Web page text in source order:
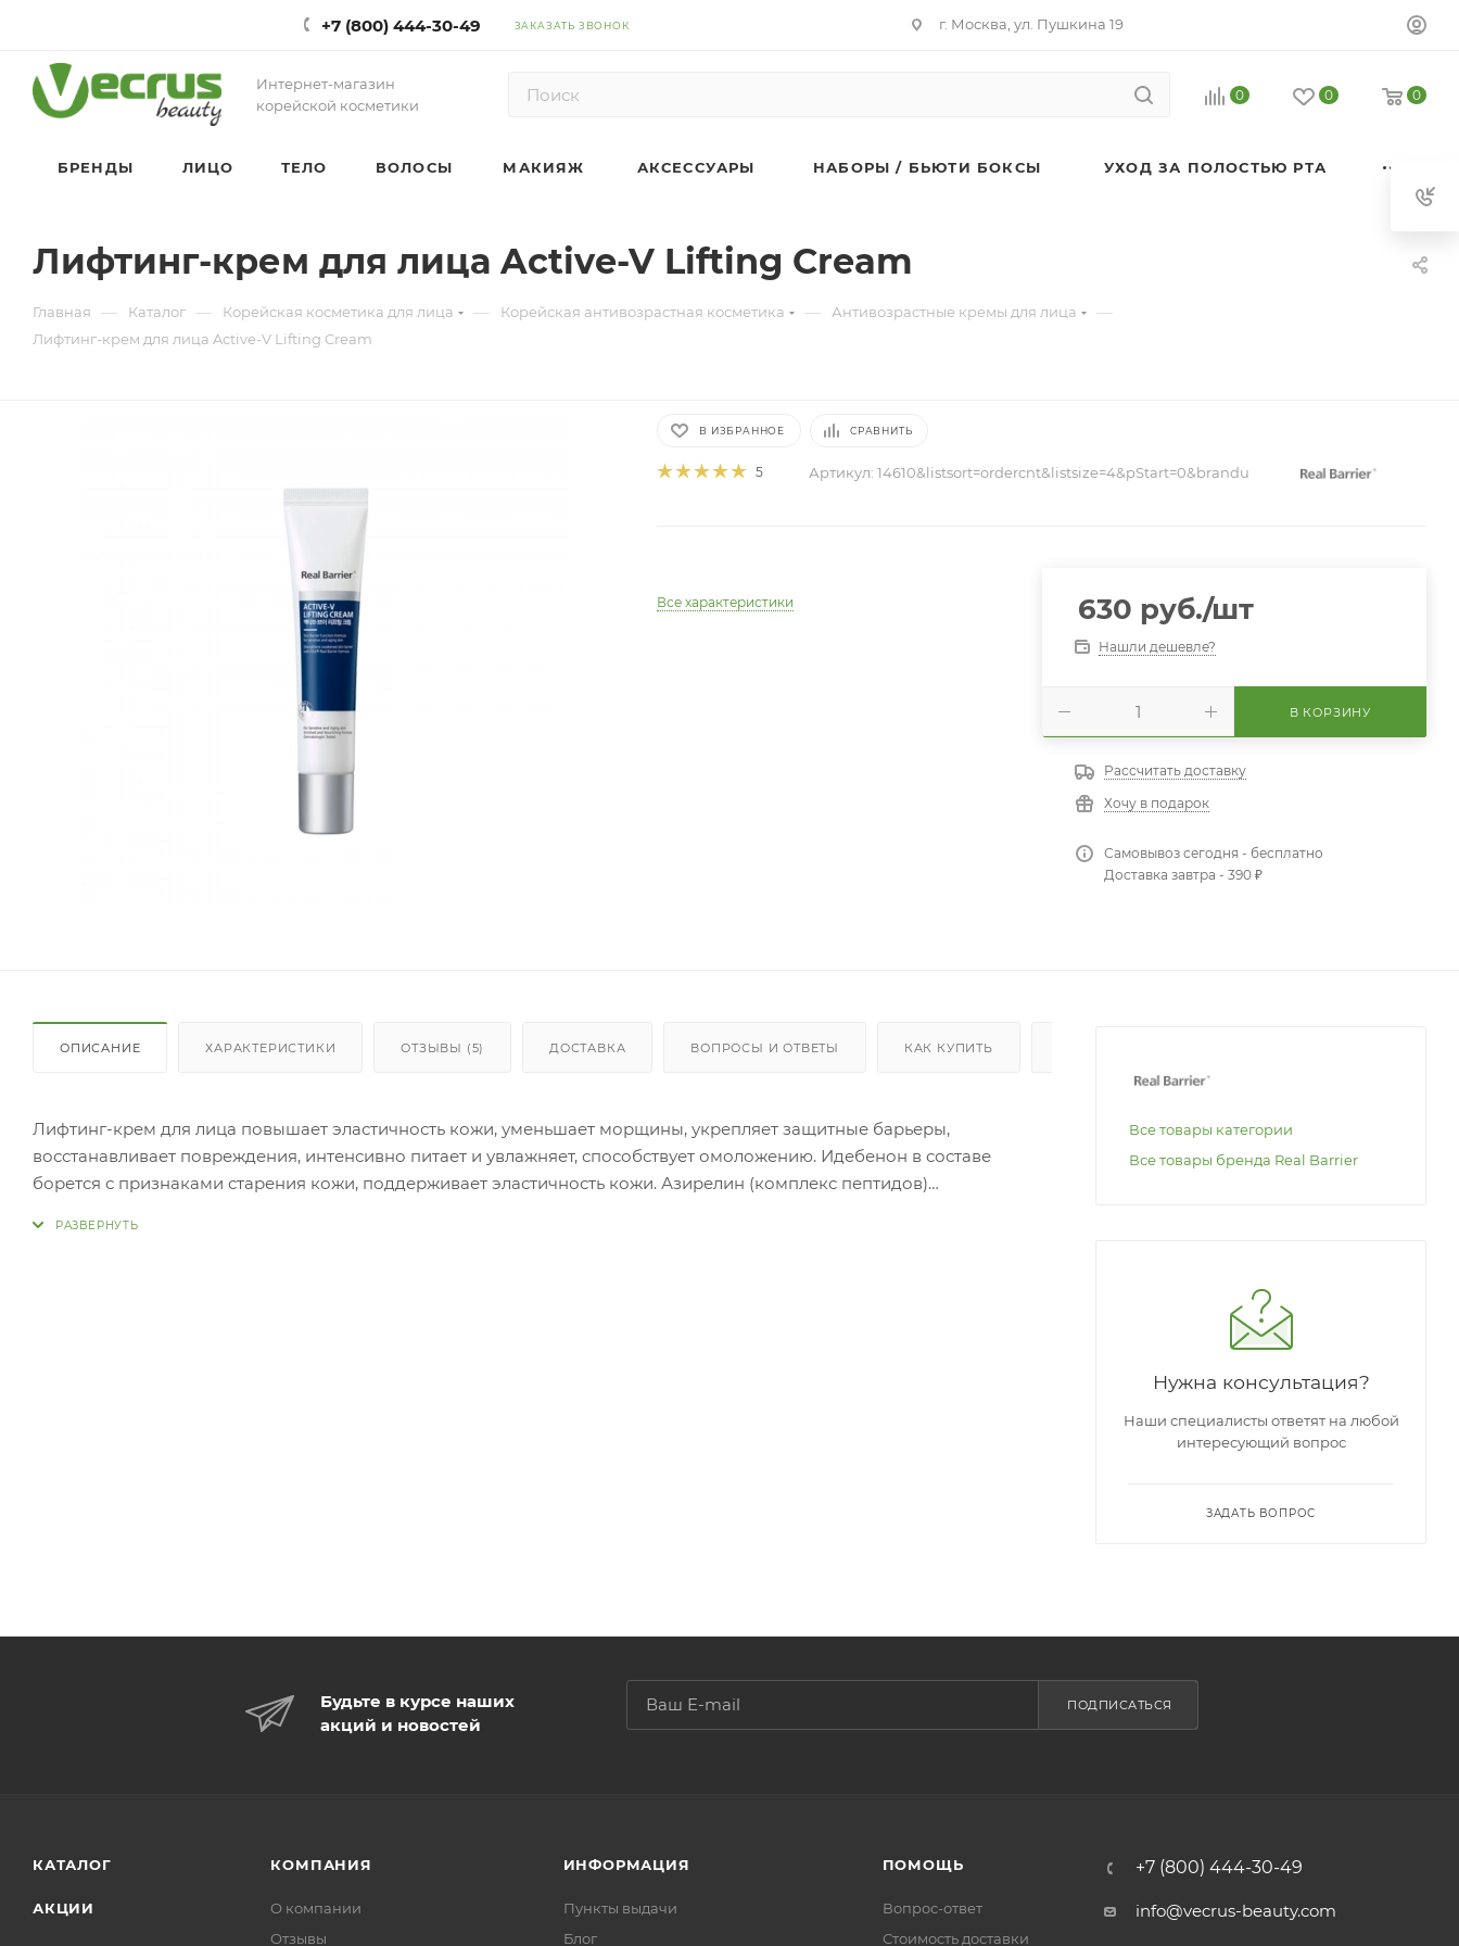
+7 (800) 444-30-49 ЗАКАЗАТЬ ЗВОНОК г. Москва, ул. Пушкина 19
Интернет-магазин
корейской косметики
0 0 0
БРЕНДЫ ЛИЦО ТЕЛО ВОЛОСЫ МАКИЯЖ АКСЕССУАРЫ НАБОРЫ / БЬЮТИ БОКСЫ УХОД ЗА ПОЛОСТЬЮ РТА
Лифтинг-крем для лица Active-V Lifting Cream
Главная — Каталог — Корейская косметика для лица — Корейская антивозрастная косметика — Антивозрастные кремы для лица —
Лифтинг-крем для лица Active-V Lifting Cream
В ИЗБРАННОЕ СРАВНИТЬ
5 Артикул: 14610&listsort=ordercnt&listsize=4&pStart=0&brandu
Все характеристики 630 руб./шт
Нашли дешевле?
В КОРЗИНУ
Рассчитать доставку
Хочу в подарок
Самовывоз сегодня - бесплатно
Доставка завтра - 390 ₽
ОПИСАНИЕ ХАРАКТЕРИСТИКИ ОТЗЫВЫ (5) ДОСТАВКА ВОПРОСЫ И ОТВЕТЫ КАК КУПИТЬ
Лифтинг-крем для лица повышает эластичность кожи, уменьшает морщины, укрепляет защитные барьеры,
восстанавливает повреждения, интенсивно питает и увлажняет, способствует омоложению. Идебенон в составе
борется с признаками старения кожи, поддерживает эластичность кожи. Азирелин (комплекс пептидов)
Все товары категории
Все товары бренда Real Barrier
Нужна консультация?
Наши специалисты ответят на любой
интересующий вопрос
ЗАДАТЬ ВОПРОС
Будьте в курсе наших
акций и новостей
ПОДПИСАТЬСЯ
КАТАЛОГ
АКЦИИ
КОМПАНИЯ
О компании
Отзывы
ИНФОРМАЦИЯ
Пункты выдачи
Блог
ПОМОЩЬ
Вопрос-ответ
Стоимость доставки
+7 (800) 444-30-49
info@vecrus-beauty.com